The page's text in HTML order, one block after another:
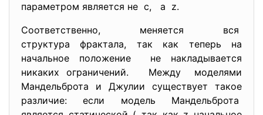
параметром является не c, a z.
Соответственно, меняется вся
структура фрактала, так как теперь на
начальное положение не накладывается
никаких ограничений. Между моделями
Мандельброта и Джулии существует такое
различие: если модель Мандельброта